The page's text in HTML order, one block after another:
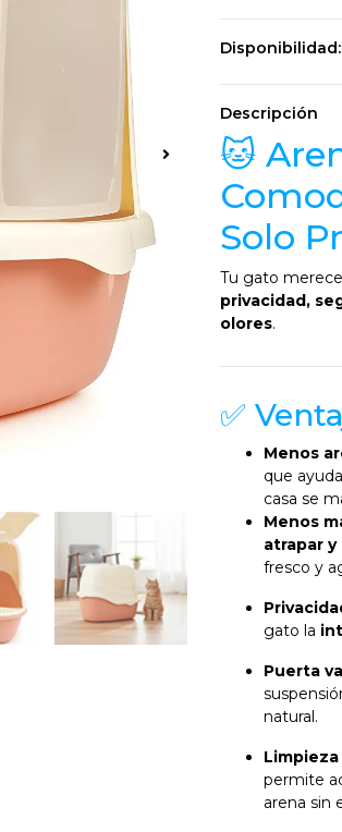
Disponibilidad:
Descripción
🐱
Solo
Tu gato
privacidad,
olores.
✅
Menos
que
casa se
Menos
atrapar
fresco y
gato la
Puerta
natural.
permite
arena sin